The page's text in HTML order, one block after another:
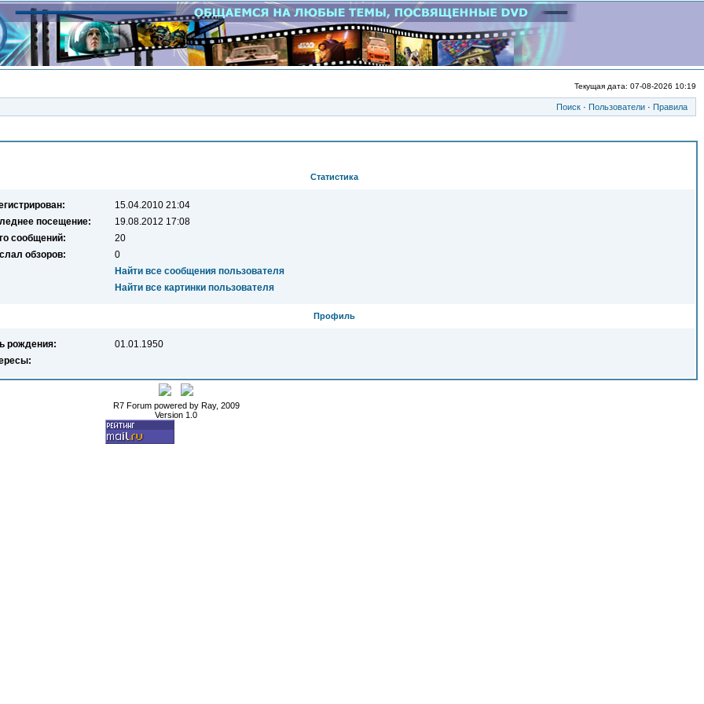
Текущая дата: 07-08-2026 10:19
Поиск · Пользователи · Правила
Статистика
15.04.2010 21:04
посещение:
19.08.2012 17:08
сообщений:
20
обзоров:
0
Найти все сообщения пользователя
Найти все картинки пользователя
Профиль
рождения:
01.01.1950
R7 Forum powered by Ray, 2009
Version 1.0